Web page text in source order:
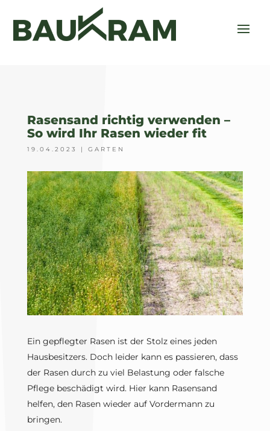
Rasensand richtig verwenden –
So wird Ihr Rasen wieder fit
19.04.2023 | GARTEN
Ein gepflegter Rasen ist der Stolz eines jeden
Hausbesitzers. Doch leider kann es passieren, dass
der Rasen durch zu viel Belastung oder falsche
Pflege beschädigt wird. Hier kann Rasensand
helfen, den Rasen wieder auf Vordermann zu
bringen.